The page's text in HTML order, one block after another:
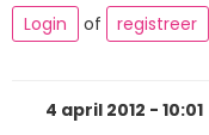
Login of registreer
4 april 2012 - 10:01